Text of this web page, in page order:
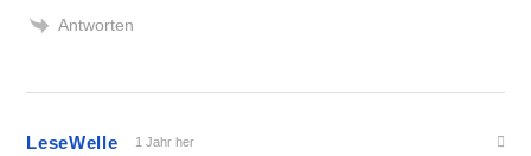
Antworten
LeseWelle 1 Jahr her